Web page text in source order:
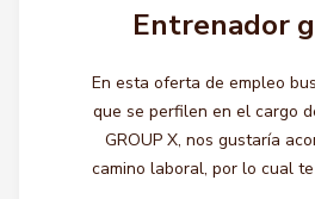
Entrenador
En esta oferta de empleo
que se perfilen en el cargo
GROUP X, nos gustaría
camino laboral, por lo cual